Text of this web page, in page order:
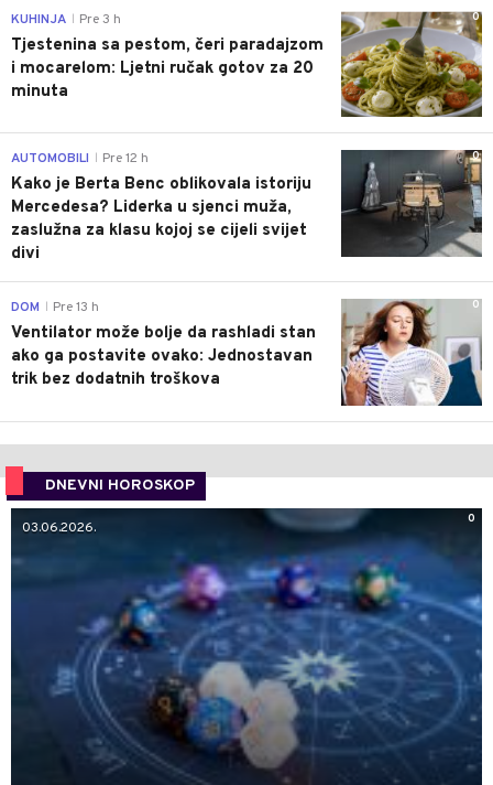
0
KUHINJA Pre 3 h
Tjestenina sa pestom, čeri paradajzom
i mocarelom: Ljetni ručak gotov za 20
minuta
0
AUTOMOBILI Pre 12 h
Kako je Berta Benc oblikovala istoriju
Mercedesa? Liderka u sjenci muža,
zaslužna za klasu kojoj se cijeli svijet
divi
0
DOM Pre 13 h
Ventilator može bolje da rashladi stan
ako ga postavite ovako: Jednostavan
trik bez dodatnih troškova
DNEVNI HOROSKOP
0
03.06.2026.